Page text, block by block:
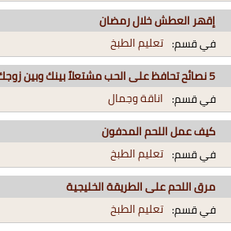
إقهر العطش خلال رمضان
في قسم: تعليم الطبخ
5 نصائح تحافظ على الحب مشتعلاً بينك وبين زوجك
في قسم: اناقة وجمال
كيف عمل اللحم المدفون
في قسم: تعليم الطبخ
مرق اللحم على الطريقة الخليجية
في قسم: تعليم الطبخ